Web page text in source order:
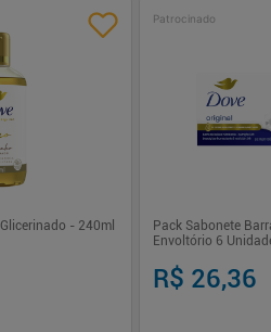
- 240ml
Patrocinado
Pack Sabonete
Envoltório 6
R$ 26,36